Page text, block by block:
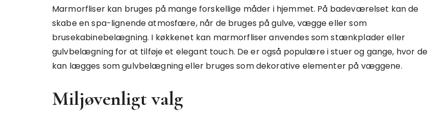
Marmorfliser kan bruges på mange forskellige måder i hjemmet. På badeværelset kan de
skabe en spa-lignende atmosfære, når de bruges på gulve, vægge eller som
brusekabinebelægning. I køkkenet kan marmorfliser anvendes som stænkplader eller
gulvbelægning for at tilføje et elegant touch. De er også populære i stuer og gange, hvor de
kan lægges som gulvbelægning eller bruges som dekorative elementer på væggene.
Miljøvenligt valg